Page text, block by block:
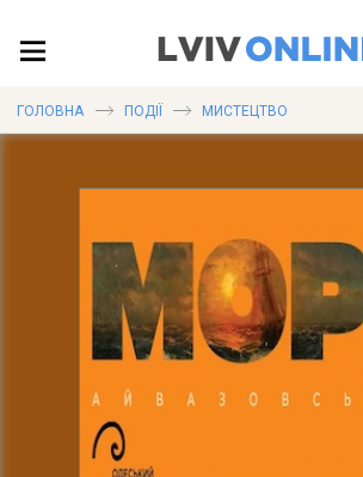
ПУБЛІКАЦІЇ
ДОВІДКА
ГОЛОВНА ПОДІЇ МИСТЕЦТВО